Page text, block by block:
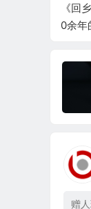
《回
0余年